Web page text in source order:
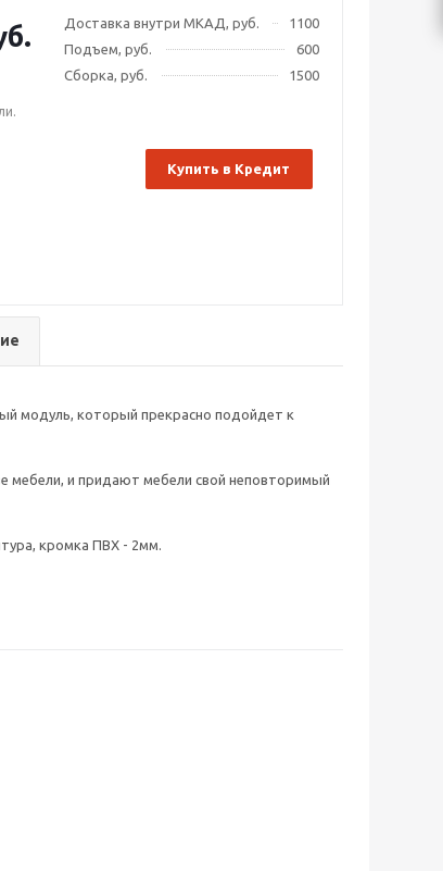
Доставка внутри МКАД, руб.
1100
Подъем, руб.
600
Сборка, руб.
1500
Купить в Кредит
модуль, который прекрасно подойдет к
мебели, и придают мебели свой неповторимый
кромка ПВХ - 2мм.